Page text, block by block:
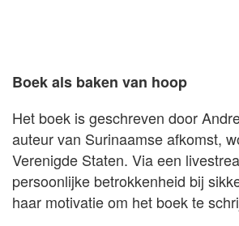
Boek als baken van hoop
Het boek is geschreven door
auteur van Surinaamse afkomst,
Verenigde Staten. Via een
persoonlijke betrokkenheid bij
haar motivatie om het boek te